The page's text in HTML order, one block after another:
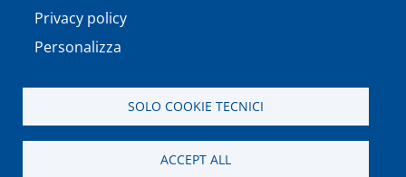
PODCAST
Privacy policy
Personalizza
SOLO COOKIE TECNICI
ACCEPT ALL
Università degli Studi del Sannio di Benevento - Piazza